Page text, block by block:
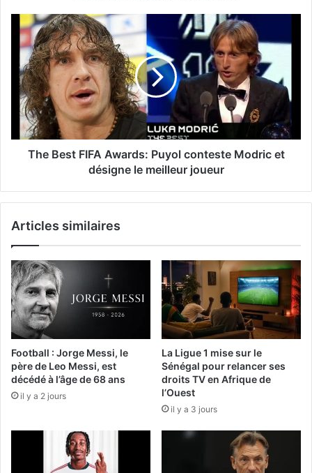
The Best FIFA Awards: Puyol conteste Modric et
désigne le meilleur joueur
Articles similaires
Football : Jorge Messi, le
père de Leo Messi, est
décédé à l’âge de 68 ans
il y a 2 jours
La Ligue 1 mise sur le
Sénégal pour relancer ses
droits TV en Afrique de
l’Ouest
il y a 3 jours